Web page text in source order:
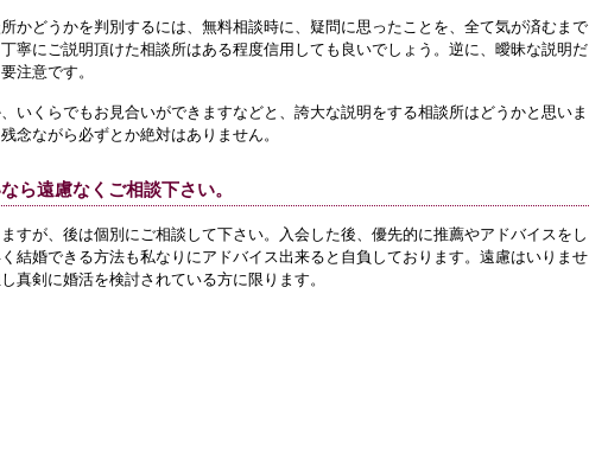
かどうかを判別するには、無料相談時に、疑問に思ったことを、全て気が済むまで
寧にご説明頂けた相談所はある程度信用しても良いでしょう。逆に、曖昧な説明だ
注意です。
いくらでもお見合いができますなどと、誇大な説明をする相談所はどうかと思いま
念ながら必ずとか絶対はありません。
ら遠慮なくご相談下さい。
すが、後は個別にご相談して下さい。入会した後、優先的に推薦やアドバイスをし
結婚できる方法も私なりにアドバイス出来ると自負しております。遠慮はいりませ
真剣に婚活を検討されている方に限ります。